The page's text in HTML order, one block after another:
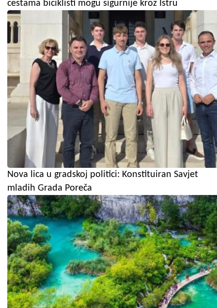
cestama biciklisti mogu sigurnije kroz Istru
Nova lica u gradskoj politici: Konstituiran Savjet
mladih Grada Poreča